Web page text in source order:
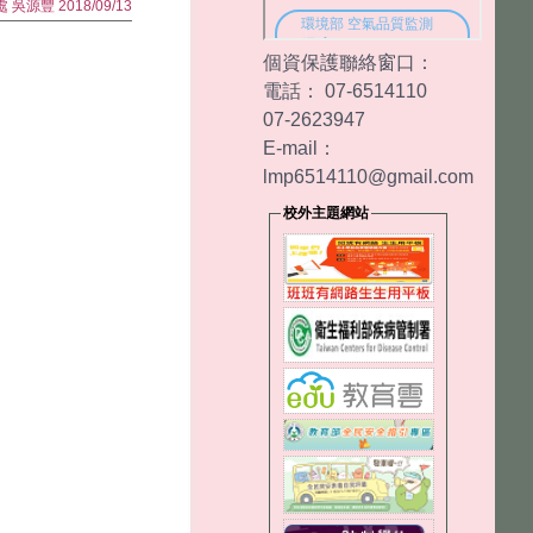
吳源豐 2018/09/13
個資保護聯絡窗口：
電話： 07-6514110
07-2623947
E-mail：
lmp6514110@gmail.com
校外主題網站